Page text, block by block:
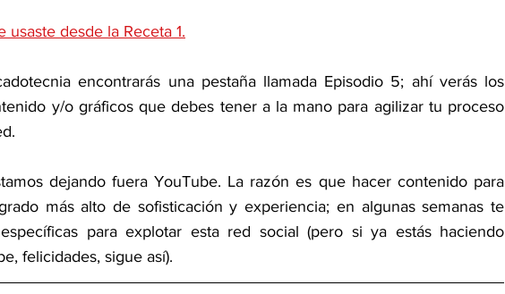
desde la Receta 1.
encontrarás una pestaña llamada Episodio 5; ahí verás los
y/o gráficos que debes tener a la mano para agilizar tu proceso
dejando fuera YouTube. La razón es que hacer contenido para
más alto de sofisticación y experiencia; en algunas semanas te
para explotar esta red social (pero si ya estás haciendo
felicidades, sigue así).